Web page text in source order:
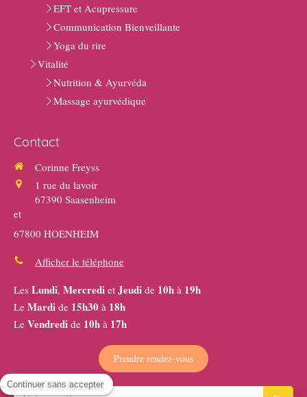
EFT et Acupressure
Communication Bienveillante
Yoga du rire
Vitalité
Nutrition & Ayurvéda
Massage ayurvédique
Contact
Corinne Freyss
1 rue du lavoir
67390 Saasenheim
et
67800 HOENHEIM
Afficher le téléphone
Les Lundi, Mercredi et Jeudi de 10h à 19h
Le Mardi de 15h30 à 18h
Le Vendredi de 10h à 17h
Prendre rendez-vous
Votre email
Continuer sans accepter